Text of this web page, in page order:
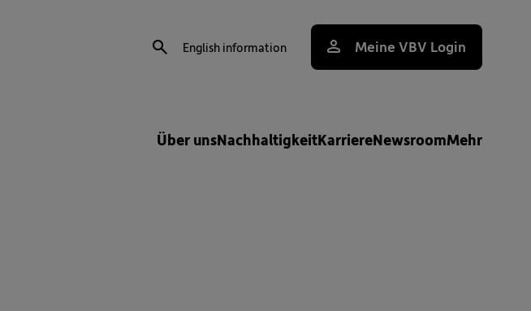
SucheEnglish information Meine VBV Login
Über unsNachhaltigkeitKarriereNewsroomMehr